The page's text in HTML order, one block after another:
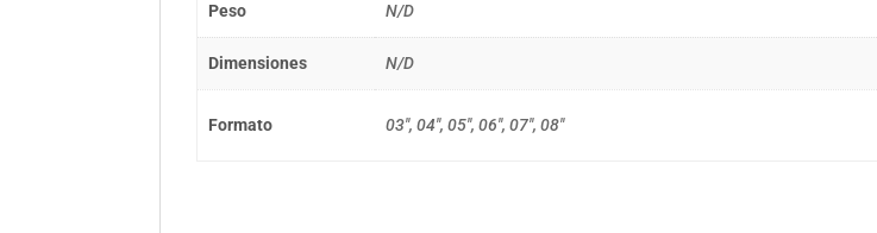
Peso N/D
Dimensiones N/D
Formato 03", 04", 05", 06", 07", 08"